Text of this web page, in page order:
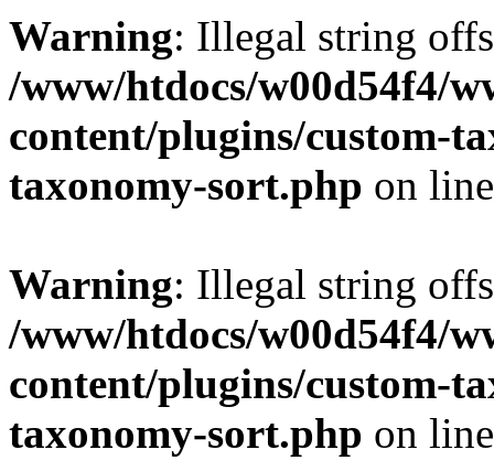
Warning: Illegal string
/www/htdocs/w00d54f4/
content/plugins/custom-
taxonomy-sort.php on
Warning: Illegal string
/www/htdocs/w00d54f4/
content/plugins/custom-
taxonomy-sort.php on